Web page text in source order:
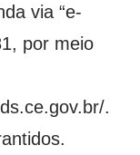
via “e-
por meio
.